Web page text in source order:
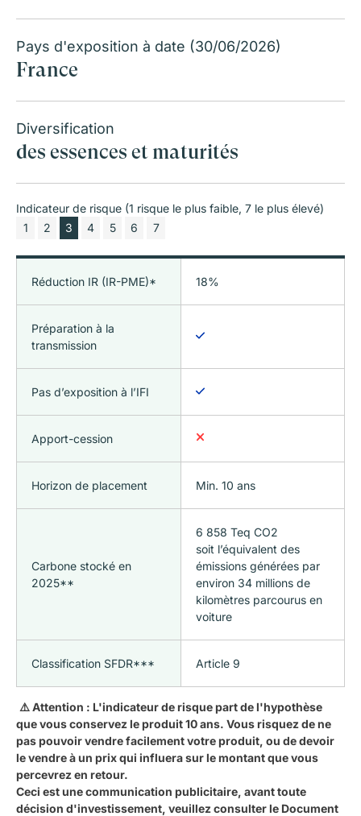
Pays d'exposition à date (30/06/2026)
France
Diversification
des essences et maturités
Indicateur de risque (1 risque le plus faible, 7 le plus élevé)
1
2 3 4 5 6 7
Réduction IR (IR-PME)* 18%
Préparation à la
transmission
Pas d’exposition à l’IFI
Apport-cession
Horizon de placement Min. 10 ans
Carbone stocké en
2025**
6 858 Teq CO2
soit l’équivalent des
émissions générées par
environ 34 millions de
kilomètres parcourus en
voiture
Classification SFDR*** Article 9
⚠️ Attention : L'indicateur de risque part de l'hypothèse
que vous conservez le produit 10 ans. Vous risquez de ne
pas pouvoir vendre facilement votre produit, ou de devoir
le vendre à un prix qui influera sur le montant que vous
percevrez en retour.
Ceci est une communication publicitaire, avant toute
décision d'investissement, veuillez consulter le Document